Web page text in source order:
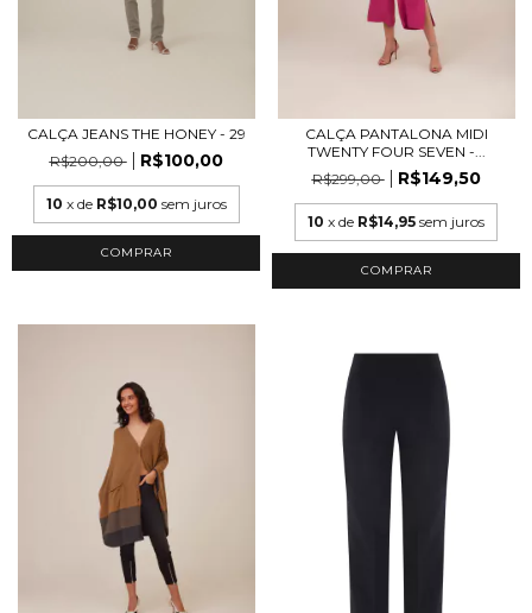
CALÇA JEANS THE HONEY - 29
R$200,00
R$100,00
10 x de R$10,00 sem juros
COMPRAR
CALÇA PANTALONA MIDI
TWENTY FOUR SEVEN -...
R$299,00
R$149,50
10 x de R$14,95 sem juros
COMPRAR